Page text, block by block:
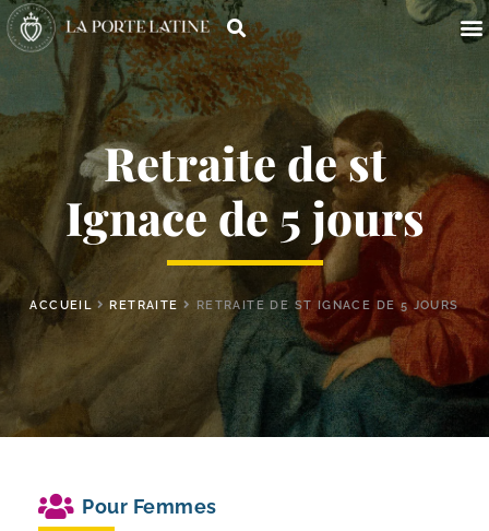
Retraite de st
Ignace de 5 jours
ACCUEIL RETRAITE RETRAITE DE ST IGNACE DE 5 JOURS
Pour Femmes